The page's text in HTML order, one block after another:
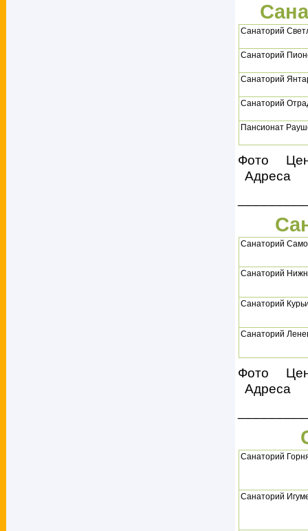
Санаторий
Санаторий
Санаторий
Санаторий
Пансионат
Фото
Санаторий
Санаторий
Санаторий
Санаторий
Фото
Санаторий
Санаторий